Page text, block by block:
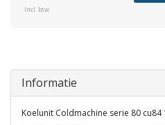
Incl. btw
Informatie
Koelunit Coldmachine serie 80 cu84